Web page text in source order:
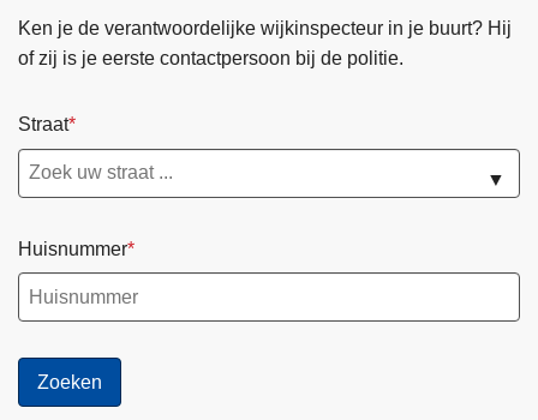
Ken je de verantwoordelijke wijkinspecteur in je buurt? Hij
of zij is je eerste contactpersoon bij de politie.
Straat
▼
Huisnummer